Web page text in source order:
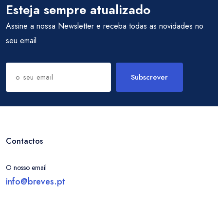
Entrar / Criar Conta
Esteja sempre atualizado
Assine a nossa Newsletter e receba todas as novidades no
seu email
Subscrever
Contactos
O nosso email
info@breves.pt